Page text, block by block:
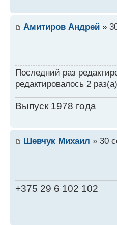
Амитиров Андрей »
Последний раз
редактировалось 2
Выпуск 1978 года
Шевчук Михаил » 30
+375 29 6 102 102